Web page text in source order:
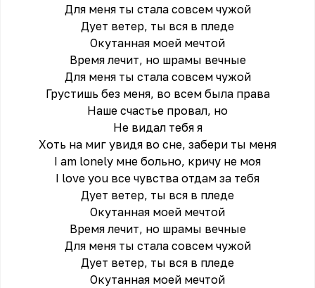
Для меня ты стала совсем чужой
Дует ветер, ты вся в пледе
Окутанная моей мечтой
Время лечит, но шрамы вечные
Для меня ты стала совсем чужой
Грустишь без меня, во всем была права
Наше счастье провал, но
Не видал тебя я
Хоть на миг увидя во сне, забери ты меня
I am lonely мне больно, кричу не моя
I love you все чувства отдам за тебя
Дует ветер, ты вся в пледе
Окутанная моей мечтой
Время лечит, но шрамы вечные
Для меня ты стала совсем чужой
Дует ветер, ты вся в пледе
Окутанная моей мечтой